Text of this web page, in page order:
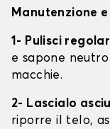
Manutenzione
1- Pulisci
e sapone
macchie.
2- Lascialo
riporre il telo,